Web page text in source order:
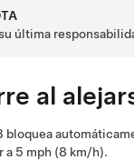
última
al
bloquea
a 5 mph (8 km/h).